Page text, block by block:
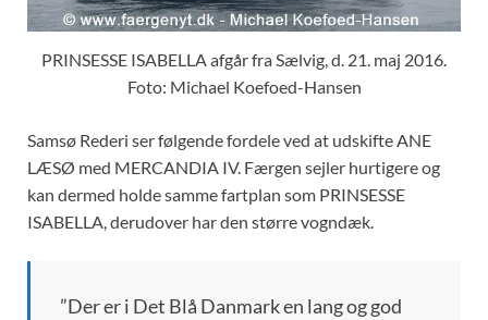
PRINSESSE ISABELLA afgår fra Sælvig, d. 21. maj 2016.
Foto: Michael Koefoed-Hansen
Samsø Rederi ser følgende fordele ved at udskifte ANE
LÆSØ med MERCANDIA IV. Færgen sejler hurtigere og
kan dermed holde samme fartplan som PRINSESSE
ISABELLA, derudover har den større vogndæk.
”Der er i Det Blå Danmark en lang og god